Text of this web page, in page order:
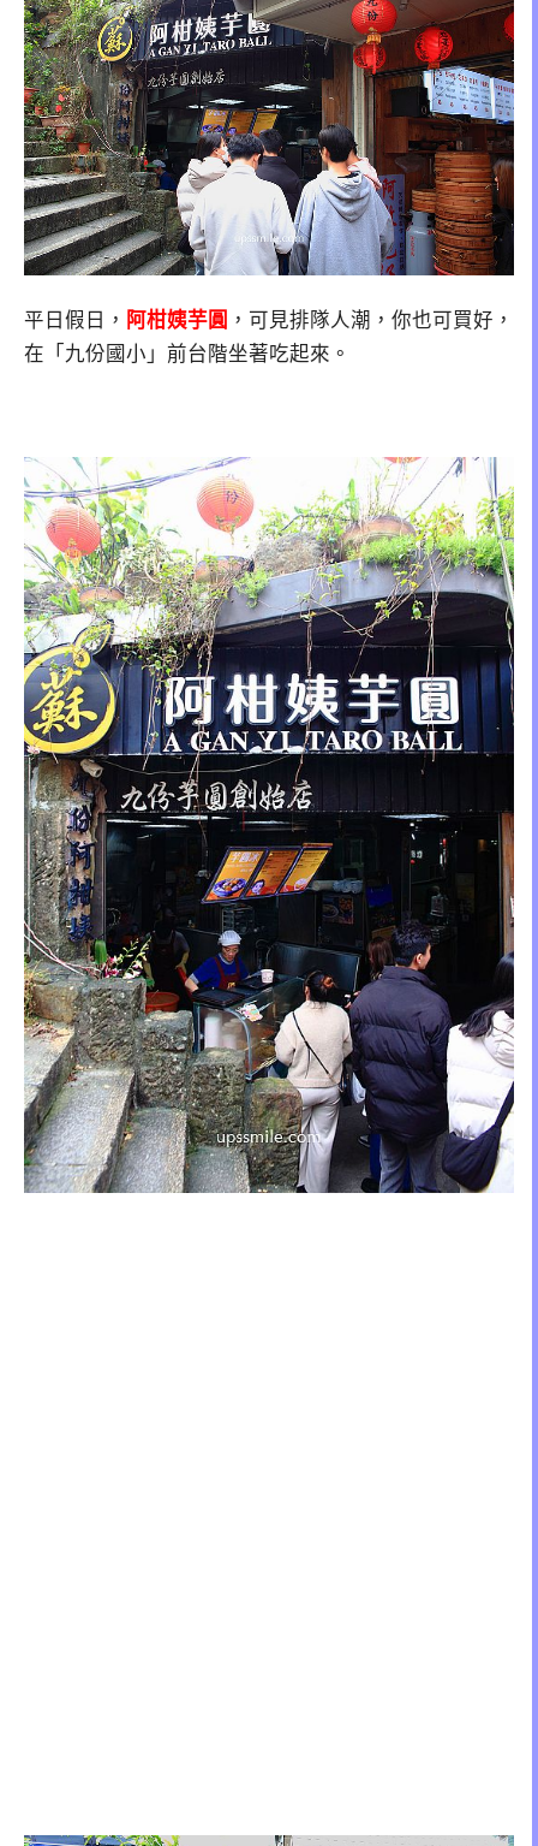
平日假日， 阿柑姨芋圓 ，可見排隊人潮，你也可買好，
在「九份國小」前台階坐著吃起來。